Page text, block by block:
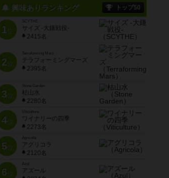
興味ありランキング トップ50
1位
SCYTHE
サイズ -大鎌戦役-
2415名
2位
Terraforming Mars
テラフォーミングマーズ
2395名
3位
Stone Garden
枯山水
2280名
4位
Viticulture
ワイナリーの四季
2273名
5位
Agricola
アグリコラ
2120名
6位
Azul
アズール